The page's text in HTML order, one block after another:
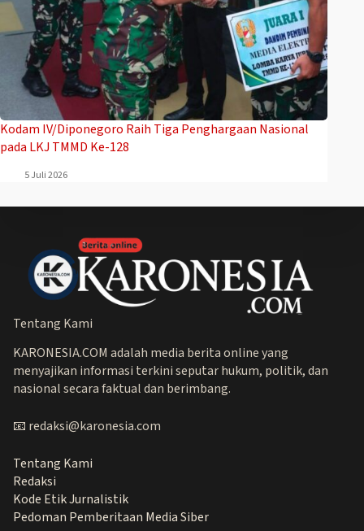
Kodam IV/Diponegoro Raih Tiga Penghargaan Nasional
pada LKJ TMMD Ke-128
5 Juli 2026
Tentang Kami
KARONESIA.COM adalah media berita online yang
menyajikan informasi terkini seputar hukum, politik, dan
nasional secara faktual dan berimbang.
📧 redaksi@karonesia.com
Tentang Kami
Redaksi
Kode Etik Jurnalistik
Pedoman Pemberitaan Media Siber